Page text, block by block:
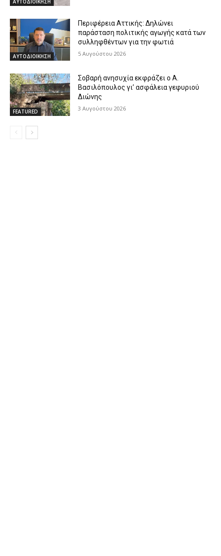
ΑΥΤΟΔΙΟΙΚΗΣΗ
Περιφέρεια Αττικής: Δηλώνει
παράσταση πολιτικής αγωγής κατά των
συλληφθέντων για την φωτιά
5 Αυγούστου 2026
FEATURED
Σοβαρή ανησυχία εκφράζει ο Α.
Βασιλόπουλος γι’ ασφάλεια γεφυριού
Διώνης
3 Αυγούστου 2026